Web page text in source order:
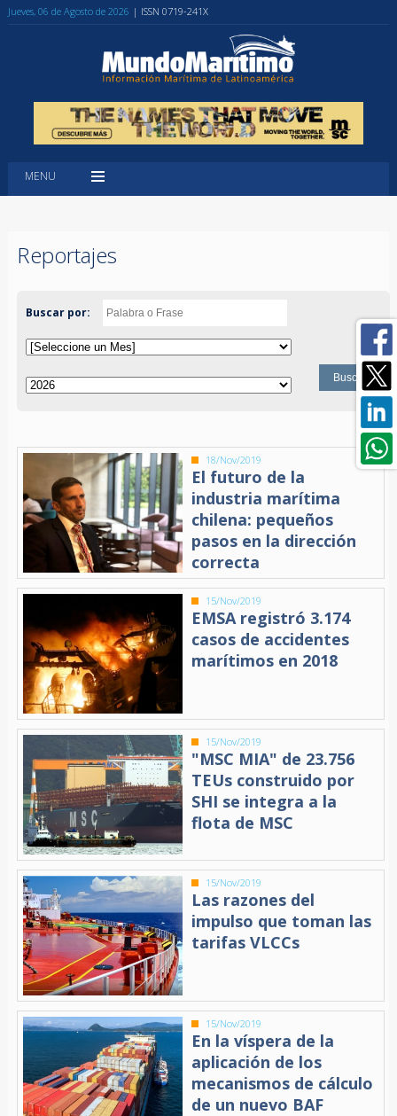
Jueves, 06 de Agosto de 2026 | ISSN 0719-241X
MENU
Reportajes
Buscar por:
18/Nov/2019
El futuro de la
industria marítima
chilena: pequeños
pasos en la dirección
correcta
15/Nov/2019
EMSA registró 3.174
casos de accidentes
marítimos en 2018
15/Nov/2019
"MSC MIA" de 23.756
TEUs construido por
SHI se integra a la
flota de MSC
15/Nov/2019
Las razones del
impulso que toman las
tarifas VLCCs
15/Nov/2019
En la víspera de la
aplicación de los
mecanismos de cálculo
de un nuevo BAF